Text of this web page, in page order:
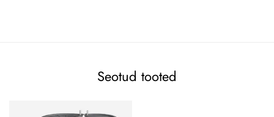
Seotud tooted